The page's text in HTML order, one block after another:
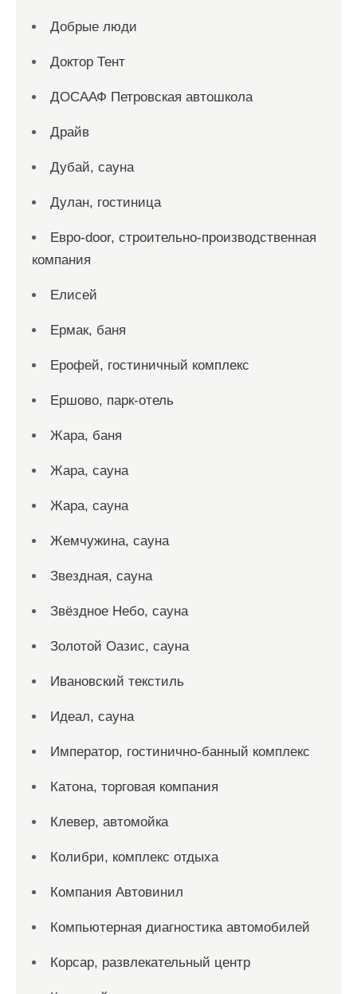
Добрые люди
Доктор Тент
ДОСААФ Петровская автошкола
Драйв
Дубай, сауна
Дулан, гостиница
Евро-door, строительно-производственная
компания
Елисей
Ермак, баня
Ерофей, гостиничный комплекс
Ершово, парк-отель
Жара, баня
Жара, сауна
Жара, сауна
Жемчужина, сауна
Звездная, сауна
Звёздное Небо, сауна
Золотой Оазис, сауна
Ивановский текстиль
Идеал, сауна
Император, гостинично-банный комплекс
Катона, торговая компания
Клевер, автомойка
Колибри, комплекс отдыха
Компания Автовинил
Компьютерная диагностика автомобилей
Корсар, развлекательный центр